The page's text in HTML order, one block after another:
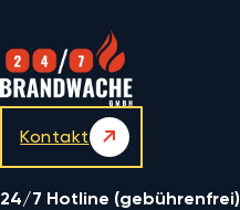
Kontakt
24/7 Hotline (gebührenfrei)